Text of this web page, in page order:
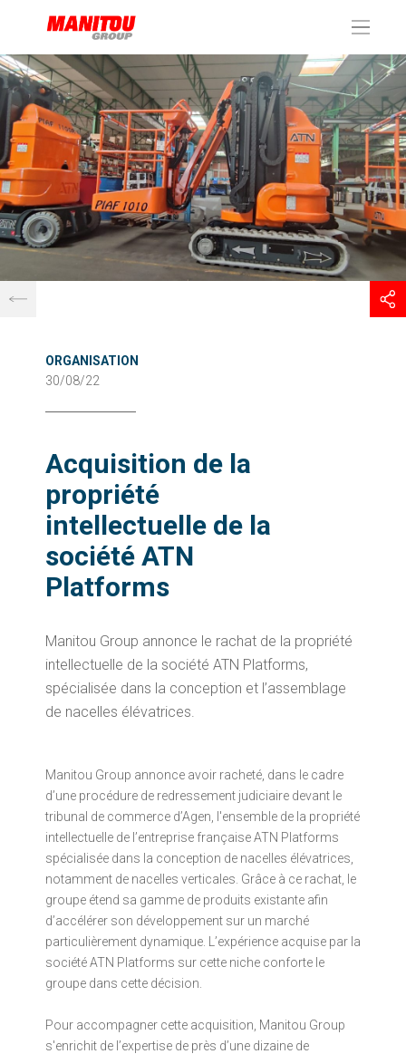
ORGANISATION
30/08/22
Acquisition de la
propriété
intellectuelle de la
société ATN
Platforms
Manitou Group annonce le rachat de la propriété
intellectuelle de la société ATN Platforms,
spécialisée dans la conception et l’assemblage
de nacelles élévatrices.
Manitou Group annonce avoir racheté, dans le cadre
d’une procédure de redressement judiciaire devant le
tribunal de commerce d’Agen, l'ensemble de la propriété
intellectuelle de l’entreprise française ATN Platforms
spécialisée dans la conception de nacelles élévatrices,
notamment de nacelles verticales. Grâce à ce rachat, le
groupe étend sa gamme de produits existante afin
d’accélérer son développement sur un marché
particulièrement dynamique. L’expérience acquise par la
société ATN Platforms sur cette niche conforte le
groupe dans cette décision.
Pour accompagner cette acquisition, Manitou Group
s'enrichit de l’expertise de près d’une dizaine de